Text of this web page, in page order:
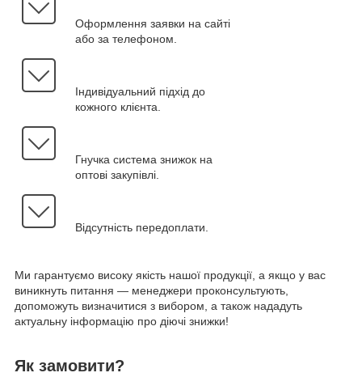
Оформлення заявки на сайті
або за телефоном.
Індивідуальний підхід до
кожного клієнта.
Гнучка система знижок на
оптові закупівлі.
Відсутність передоплати.
Ми гарантуємо високу якість нашої продукції, а якщо у вас
виникнуть питання — менеджери проконсультують,
допоможуть визначитися з вибором, а також нададуть
актуальну інформацію про діючі знижки!
Як замовити?